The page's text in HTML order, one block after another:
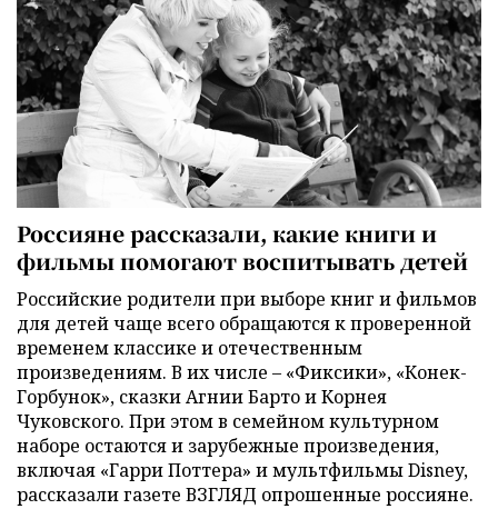
Россияне рассказали, какие книги и
фильмы помогают воспитывать детей
Российские родители при выборе книг и фильмов
для детей чаще всего обращаются к проверенной
временем классике и отечественным
произведениям. В их числе – «Фиксики», «Конек-
Горбунок», сказки Агнии Барто и Корнея
Чуковского. При этом в семейном культурном
наборе остаются и зарубежные произведения,
включая «Гарри Поттера» и мультфильмы Disney,
рассказали газете ВЗГЛЯД опрошенные россияне.